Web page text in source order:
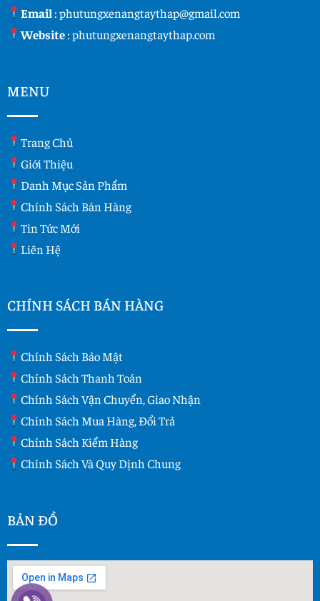
Email :phutungxenangtaythap@gmail.com
Website:phutungxenangtaythap.com
MENU
Trang Chủ
Giới Thiệu
Danh Mục Sản Phẩm
Chính Sách Bán Hàng
Tin Tức Mới
Liên Hệ
CHÍNH SÁCH BÁN HÀNG
Chính Sách Bảo Mật
Chính Sách Thanh Toán
Chính Sách Vận Chuyển, Giao Nhận
Chính Sách Mua Hàng, Đổi Trả
Chính Sách Kiểm Hàng
Chính Sách Và Quy Dịnh Chung
BẢN ĐỒ